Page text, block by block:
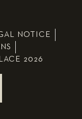
NOTICE
2026